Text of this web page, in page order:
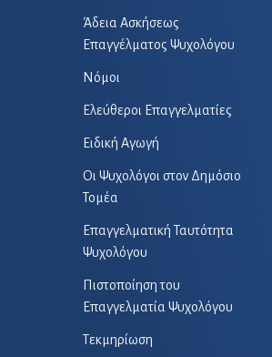
Άδεια Ασκήσεως
Επαγγέλματος Ψυχολόγου
Νόμοι
Ελεύθεροι Επαγγελματίες
Ειδική Αγωγή
Οι Ψυχολόγοι στον Δημόσιο
Τομέα
Επαγγελματική Ταυτότητα
Ψυχολόγου
Πιστοποίηση του
Επαγγελματία Ψυχολόγου
Τεκμηρίωση